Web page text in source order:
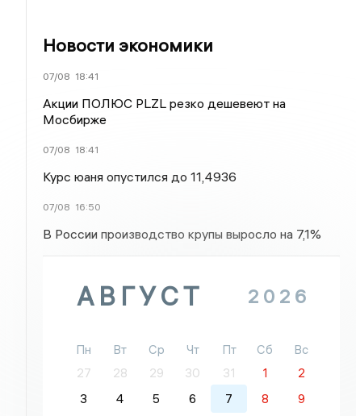
Новости экономики
07/08 18:41
Акции ПОЛЮС PLZL резко дешевеют на
Мосбирже
07/08 18:41
Курс юаня опустился до 11,4936
07/08 16:50
В России производство крупы выросло на 7,1%
АВГУСТ 2026
Пн Вт Ср Чт Пт Сб
Вс
27
28 29 30 31 1
2
3
4 5 6 7 8
9